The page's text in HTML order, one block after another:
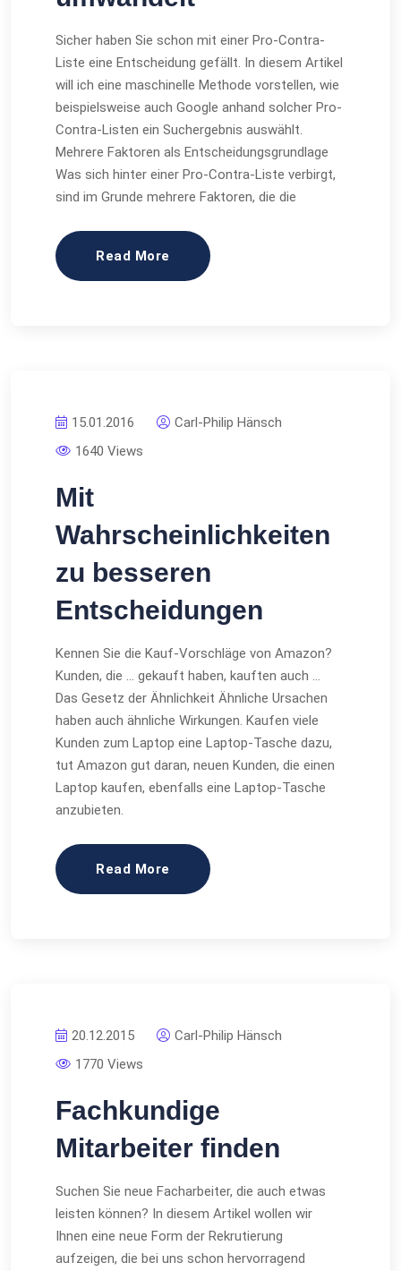
Sicher haben Sie schon mit einer Pro-Contra-
Liste eine Entscheidung gefällt. In diesem Artikel
will ich eine maschinelle Methode vorstellen, wie
beispielsweise auch Google anhand solcher Pro-
Contra-Listen ein Suchergebnis auswählt.
Mehrere Faktoren als Entscheidungsgrundlage
Was sich hinter einer Pro-Contra-Liste verbirgt,
sind im Grunde mehrere Faktoren, die die
Read More
15.01.2016
Carl-Philip Hänsch
1640 Views
Mit
Wahrscheinlichkeiten
zu besseren
Entscheidungen
Kennen Sie die Kauf-Vorschläge von Amazon?
Kunden, die … gekauft haben, kauften auch …
Das Gesetz der Ähnlichkeit Ähnliche Ursachen
haben auch ähnliche Wirkungen. Kaufen viele
Kunden zum Laptop eine Laptop-Tasche dazu,
tut Amazon gut daran, neuen Kunden, die einen
Laptop kaufen, ebenfalls eine Laptop-Tasche
anzubieten.
Read More
20.12.2015
Carl-Philip Hänsch
1770 Views
Fachkundige
Mitarbeiter finden
Suchen Sie neue Facharbeiter, die auch etwas
leisten können? In diesem Artikel wollen wir
Ihnen eine neue Form der Rekrutierung
aufzeigen, die bei uns schon hervorragend